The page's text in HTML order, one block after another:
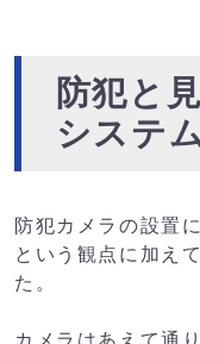
防犯と
システ
防犯カメラの設置
という観点に加え
た。